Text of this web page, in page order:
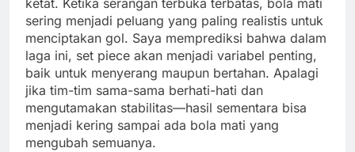
ketat. Ketika serangan terbuka terbatas, bola mati
sering menjadi peluang yang paling realistis untuk
menciptakan gol. Saya memprediksi bahwa dalam
laga ini, set piece akan menjadi variabel penting,
baik untuk menyerang maupun bertahan. Apalagi
jika tim-tim sama-sama berhati-hati dan
mengutamakan stabilitas—hasil sementara bisa
menjadi kering sampai ada bola mati yang
mengubah semuanya.